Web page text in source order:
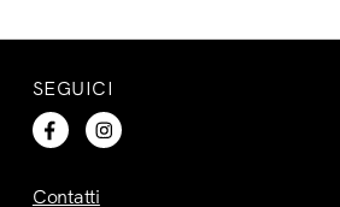
SEGUICI
Contatti